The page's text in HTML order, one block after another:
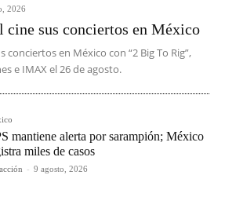
2026
cine sus conciertos en México
conciertos en México con “2 Big To Rig”,
e IMAX el 26 de agosto.
mantiene alerta por sarampión; México
miles de casos
- 9 agosto, 2026